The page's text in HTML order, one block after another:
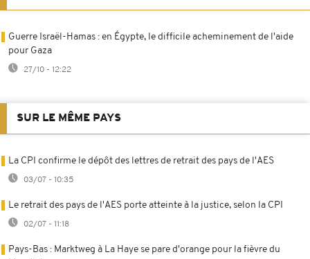
Guerre Israël-Hamas : en Égypte, le difficile acheminement de l'aide
pour Gaza
27/10 - 12:22
SUR LE MÊME PAYS
La CPI confirme le dépôt des lettres de retrait des pays de l'AES
03/07 - 10:35
Le retrait des pays de l'AES porte atteinte à la justice, selon la CPI
02/07 - 11:18
Pays-Bas : Marktweg à La Haye se pare d'orange pour la fièvre du